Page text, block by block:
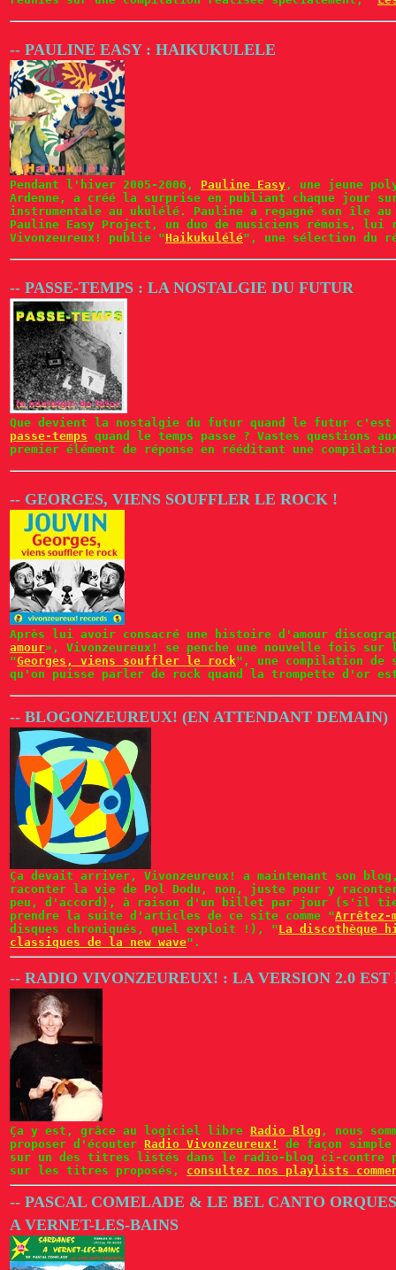
-- PAULINE EASY : HAIKUKULELE
Pendant l'hiver 2005-2006, Pauline Easy , une jeune
Ardenne, a créé la surprise en publiant chaque jour
instrumentale au ukulélé. Pauline a regagné son île
Pauline Easy Project, un duo de musiciens rémois, lui
Vivonzeureux! publie "Haikukulélé", une sélection du
-- PASSE-TEMPS : LA NOSTALGIE DU FUTUR
Que devient la nostalgie du futur quand le futur c'est
passe-temps quand le temps passe ? Vastes questions
premier élément de réponse en rééditant une
-- GEORGES, VIENS SOUFFLER LE ROCK !
Après lui avoir consacré une histoire d'amour
amour», Vivonzeureux! se penche une nouvelle fois sur
"Georges, viens souffler le rock", une compilation
qu'on puisse parler de rock quand la trompette d'or
-- BLOGONZEUREUX! (EN ATTENDANT DEMAIN)
Ça devait arriver, Vivonzeureux! a maintenant son
raconter la vie de Pol Dodu, non, juste pour y
peu, d'accord), à raison d'un billet par jour (s'il
prendre la suite d'articles de ce site comme "
disques chroniqués, quel exploit !), "La discothèque
classiques de la new wave".
-- RADIO VIVONZEUREUX! : LA VERSION 2.0 EST
Ça y est, grâce au logiciel libre Radio Blog , nous
proposer d'écouter Radio Vivonzeureux!
de façon
sur un des titres listés dans le radio-blog ci-contre
sur les titres proposés, consultez nos playlists
-- PASCAL COMELADE & LE BEL CANTO
A VERNET-LES-BAINS